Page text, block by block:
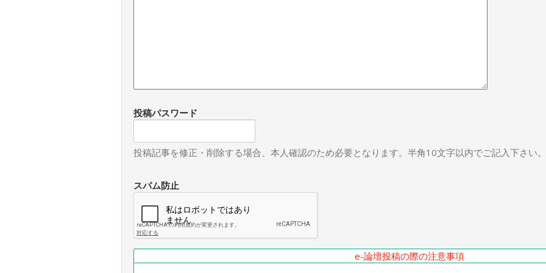
投稿パスワード
投稿記事を修正・削除する場合、本人確認のため必要となります。半角10文字以内でご記入下さい
スパム防止
e-論壇投稿の際の注意事項